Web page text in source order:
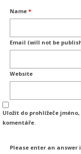
Name *
Email (will not be
Website
Uložit do prohlížeče
komentáře.
Please enter an answer